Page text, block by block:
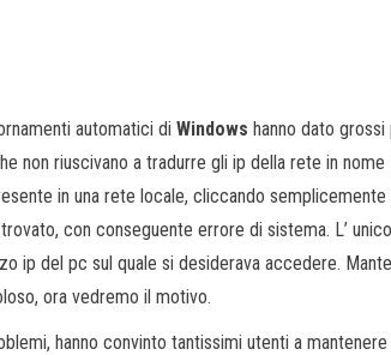
automatici di Windows hanno dato
non riuscivano a tradurre gli ip della rete in
in una rete locale, cliccando
con conseguente errore di sistema. L’
ip del pc sul quale si desiderava accedere.
ora vedremo il motivo.
hanno convinto tantissimi utenti a